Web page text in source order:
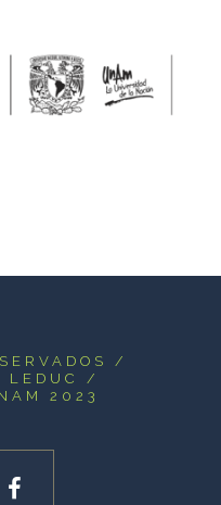
/
LEDUC /
2023